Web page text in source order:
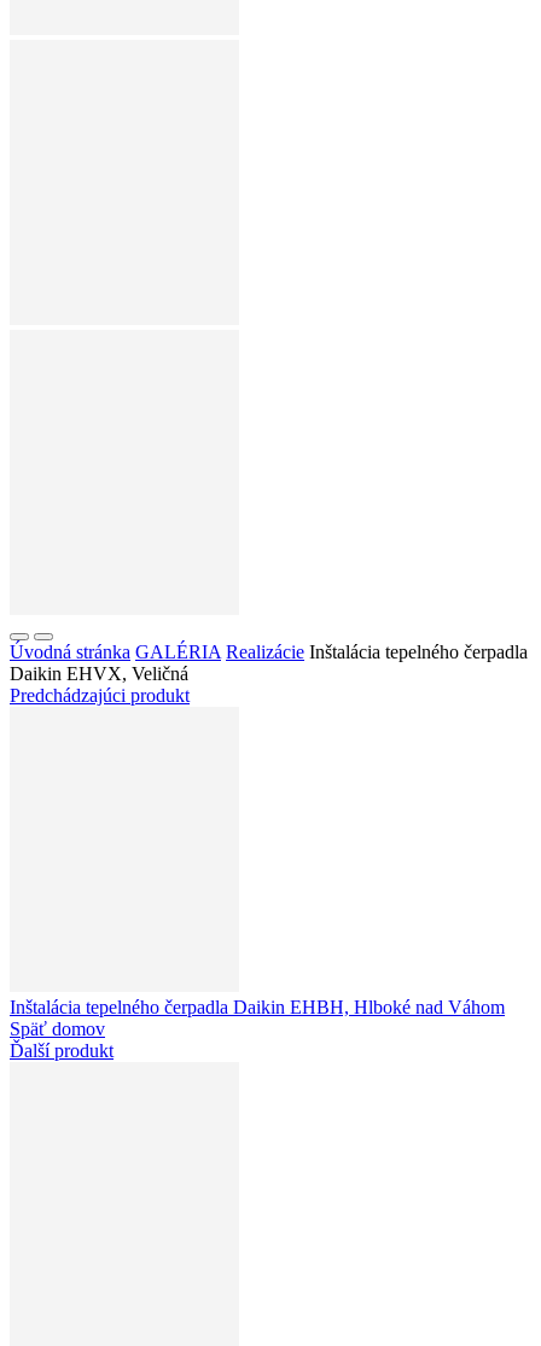
Úvodná stránka GALÉRIA Realizácie Inštalácia tepelného čerpadla
Daikin EHVX, Veličná
Predchádzajúci produkt
Inštalácia tepelného čerpadla Daikin EHBH, Hlboké nad Váhom
Späť domov
Ďalší produkt